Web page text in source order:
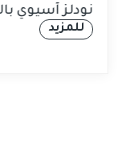
الفيتا